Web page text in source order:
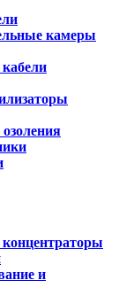
камеры
и